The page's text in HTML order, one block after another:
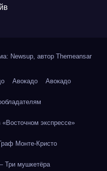
Newsup, автор Themeansar
Авокадо Авокадо
экспрессе»
Монте-Кристо
мушкетёра